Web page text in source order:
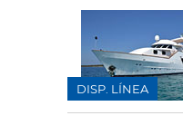
DISP. LÍNEA